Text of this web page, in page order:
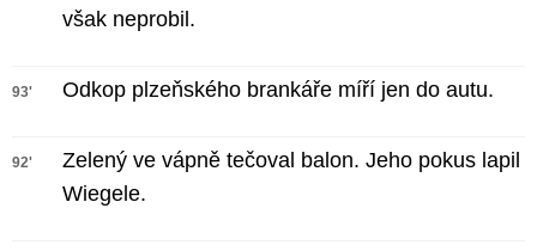
však neprobil.
93' Odkop plzeňského brankáře míří jen do autu.
92'
Zelený ve vápně tečoval balon. Jeho pokus lapil
Wiegele.